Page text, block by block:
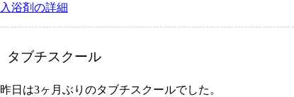
入浴剤の詳細
タブチスクール
昨日は3ヶ月ぶりのタブチスクールでした。